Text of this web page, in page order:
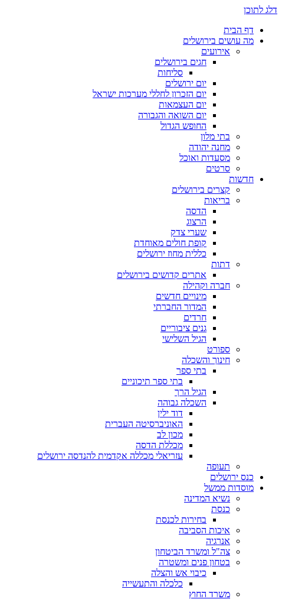
דלג לתוכן
דף הבית
מה עושים בירושלים
אירועים
חגים בירושלים
סליחות
יום ירושלים
יום הזכרון לחללי מערכות ישראל
יום העצמאות
יום השואה והגבורה
החופש הגדול
בתי מלון
מחנה יהודה
מסעדות ואוכל
סרטים
חדשות
קצרים בירושלים
בריאות
הדסה
הרצוג
שערי צדק
קופת חולים מאוחדת
כללית מחוז ירושלים
דתות
אתרים קדושים בירושלים
חברה וקהילה
מינויים חדשים
המדור החברתי
חרדים
גנים ציבוריים
הגיל השלישי
ספורט
חינוך והשכלה
בתי ספר
בתי ספר תיכוניים
הגיל הרך
השכלה גבוהה
דוד ילין
האוניברסיטה העברית
מכון לב
מכללת הדסה
עזריאלי מכללה אקדמית להנדסה ירושלים
תעופה
כנס ירושלים
מוסדות ממשל
נשיא המדינה
כנסת
בחירות לכנסת
איכות הסביבה
אנרגיה
צה"ל ומשרד הביטחון
בטחון פנים ומשטרה
כיבוי אש והצלה
כלכלה והתעשייה
משרד החוץ